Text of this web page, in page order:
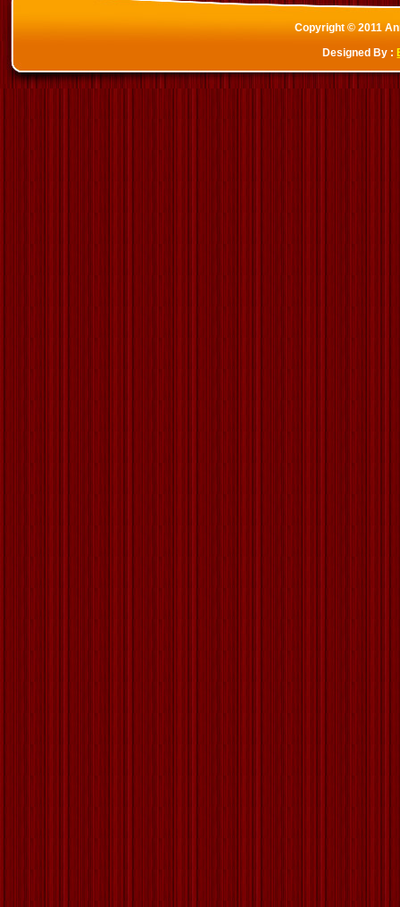
Copyright © 2011
Designed By :